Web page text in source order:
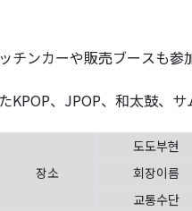
チンカーや販売ブースも参
KPOP、JPOP、和太鼓、
장소
도도부현
회장이름
교통수단